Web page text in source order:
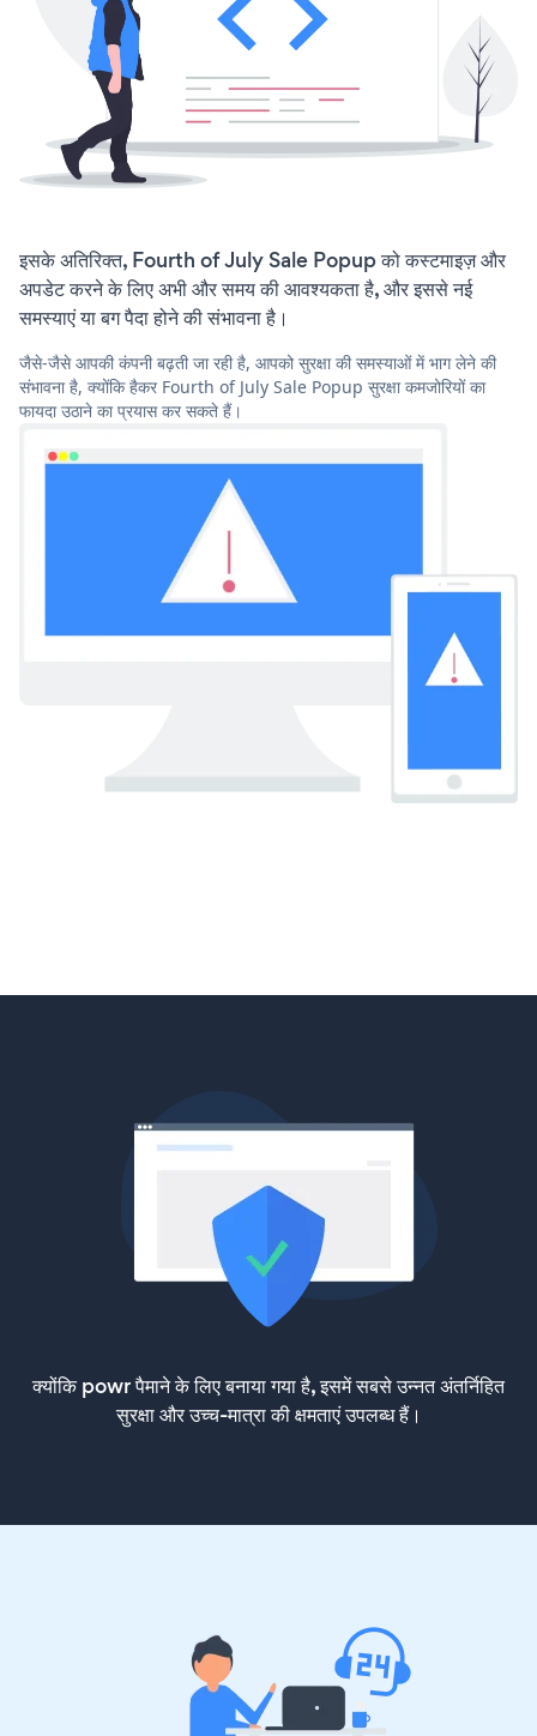
इसके अतिरिक्त, Fourth of July Sale Popup को कस्टमाइज़ और
अपडेट करने के लिए अभी और समय की आवश्यकता है, और इससे नई
समस्याएं या बग पैदा होने की संभावना है।
जैसे-जैसे आपकी कंपनी बढ़ती जा रही है, आपको सुरक्षा की समस्याओं में भाग लेने की
संभावना है, क्योंकि हैकर Fourth of July Sale Popup सुरक्षा कमजोरियों का
फायदा उठाने का प्रयास कर सकते हैं।
क्योंकि powr पैमाने के लिए बनाया गया है, इसमें सबसे उन्नत अंतर्निहित
सुरक्षा और उच्च-मात्रा की क्षमताएं उपलब्ध हैं।